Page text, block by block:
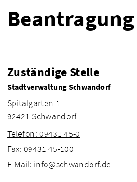
Beantragung
Zuständige Stelle
Stadtverwaltung Schwandorf
Spitalgarten 1
92421 Schwandorf
Telefon: 09431 45-0
Fax: 09431 45-100
E-Mail: info@schwandorf.de